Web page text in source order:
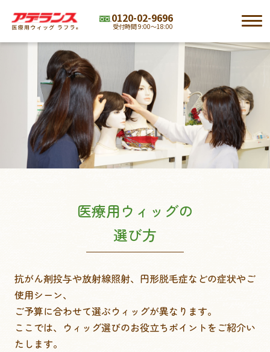
0120-02-9696
受付時間 9:00～18:00
アデランスの医療用ウィッグ ラフラ
ラインナップ
初めての方へ
サービス
外見ケア・お役立ちグッズ
医療用ウィッグの
選び方
抗がん剤投与や放射線照射、円形脱毛症などの症状やご
使用シーン、
ご予算に合わせて選ぶウィッグが異なります。
ここでは、ウィッグ選びのお役立ちポイントをご紹介い
たします。